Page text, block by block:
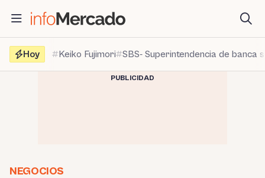
contenido
Hoy
Keiko Fujimori SBS- Superintendencia de banca
PUBLICIDAD
NEGOCIOS